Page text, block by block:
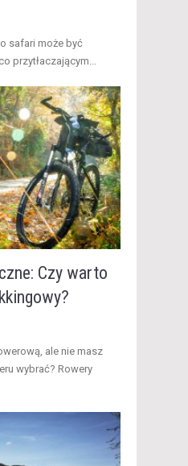
safari może być
przytłaczającym...
Czy warto
ale nie masz
wybrać? Rowery